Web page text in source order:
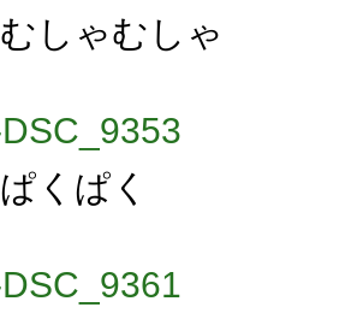
むしゃむしゃ
ぱくぱく